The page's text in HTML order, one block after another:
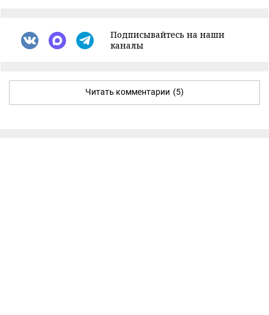
Подписывайтесь на наши
каналы
Читать комментарии (5)